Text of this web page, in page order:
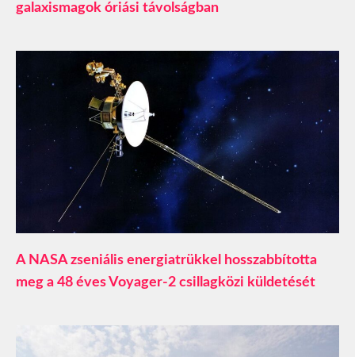
galaxismagok óriási távolságban
A NASA zseniális energiatrükkel hosszabbította
meg a 48 éves Voyager-2 csillagközi küldetését